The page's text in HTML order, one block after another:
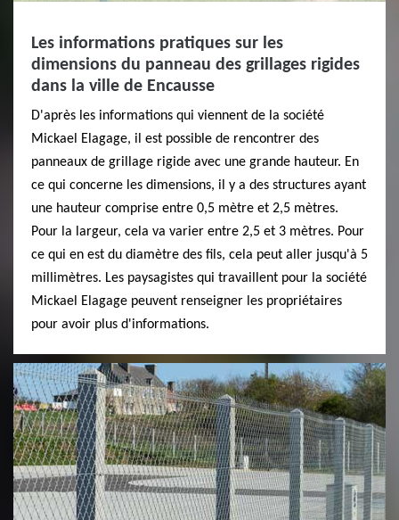
Les informations pratiques sur les
dimensions du panneau des grillages rigides
dans la ville de Encausse
D'après les informations qui viennent de la société
Mickael Elagage, il est possible de rencontrer des
panneaux de grillage rigide avec une grande hauteur. En
ce qui concerne les dimensions, il y a des structures ayant
une hauteur comprise entre 0,5 mètre et 2,5 mètres.
Pour la largeur, cela va varier entre 2,5 et 3 mètres. Pour
ce qui en est du diamètre des fils, cela peut aller jusqu'à 5
millimètres. Les paysagistes qui travaillent pour la société
Mickael Elagage peuvent renseigner les propriétaires
pour avoir plus d'informations.